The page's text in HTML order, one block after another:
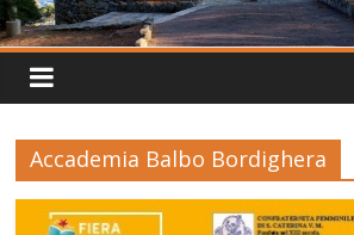
Accademia Balbo Bordighera